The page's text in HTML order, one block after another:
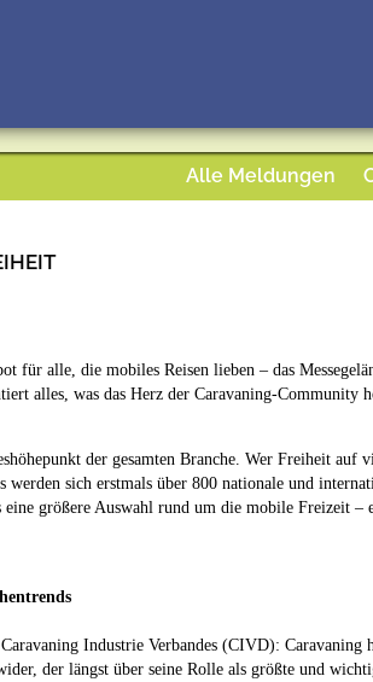
Alle Meldungen
für alle, die mobiles Reisen lieben – das
alles, was das Herz der Caravaning-Community
der gesamten Branche. Wer Freiheit
werden sich erstmals über 800 nationale und
eine größere Auswahl rund um die mobile Freizeit
Industrie Verbandes (CIVD):
der längst über seine Rolle als größte und